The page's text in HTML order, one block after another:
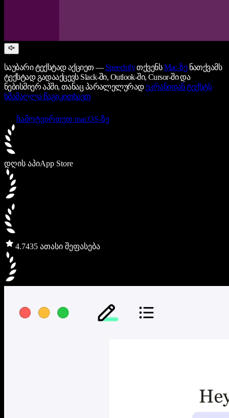
საუბარი ტექსტად აქციეთ — SpeechifyთქვენსMac-ზენათქვამს
ტექსტად გადააქცევს Slack-ში, Outlook-ში, Cursor-ში და
ნებისმიერ აპში, თანაც პარალელურად ეკრანიდან ტექსტს
ხმამაღლა წაგიკითხავთ
ჩამოტვირთეთ macOS-ზე
დღის აპიApp Store
4.7435 ათასი შეფასება